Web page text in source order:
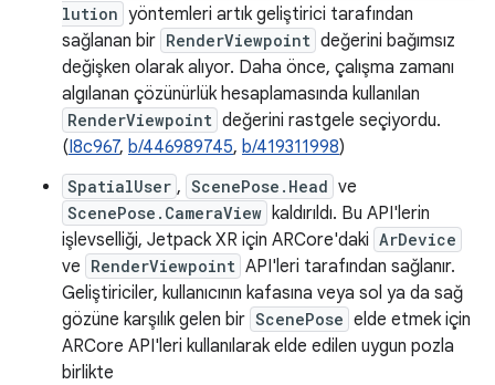
lution yöntemleri artık geliştirici tarafından
sağlanan bir RenderViewpoint değerini bağımsız
değişken olarak alıyor. Daha önce, çalışma zamanı
algılanan çözünürlük hesaplamasında kullanılan
RenderViewpoint değerini rastgele seçiyordu.
(I8c967, b/446989745, b/419311998)
SpatialUser , ScenePose.Head ve
ScenePose.CameraView kaldırıldı. Bu API'lerin
işlevselliği, Jetpack XR için ARCore'daki ArDevice
ve RenderViewpoint API'leri tarafından sağlanır.
Geliştiriciler, kullanıcının kafasına veya sol ya da sağ
gözüne karşılık gelen bir ScenePose elde etmek için
ARCore API'leri kullanılarak elde edilen uygun pozla
birlikte